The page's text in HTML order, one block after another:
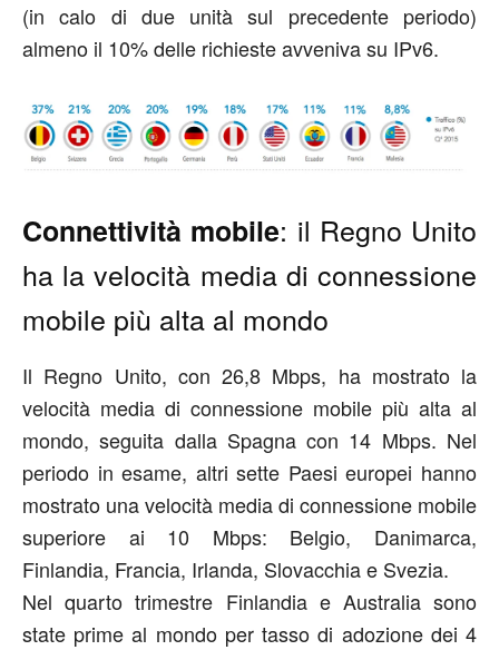
(in calo di due unità sul precedente periodo)
almeno il 10% delle richieste avveniva su IPv6.
Connettività mobile: il Regno Unito
ha la velocità media di connessione
mobile più alta al mondo
Il Regno Unito, con 26,8 Mbps, ha mostrato la
velocità media di connessione mobile più alta al
mondo, seguita dalla Spagna con 14 Mbps. Nel
periodo in esame, altri sette Paesi europei hanno
mostrato una velocità media di connessione mobile
superiore ai 10 Mbps: Belgio, Danimarca,
Finlandia, Francia, Irlanda, Slovacchia e Svezia.
Nel quarto trimestre Finlandia e Australia sono
state prime al mondo per tasso di adozione dei 4